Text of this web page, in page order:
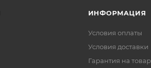
ИНФОРМАЦИЯ
Условия оплаты
Условия доставки
Гарантия на товар